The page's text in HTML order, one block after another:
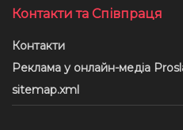
Контакти та Співпраця
Контакти
Реклама у онлайн-медіа
sitemap.xml